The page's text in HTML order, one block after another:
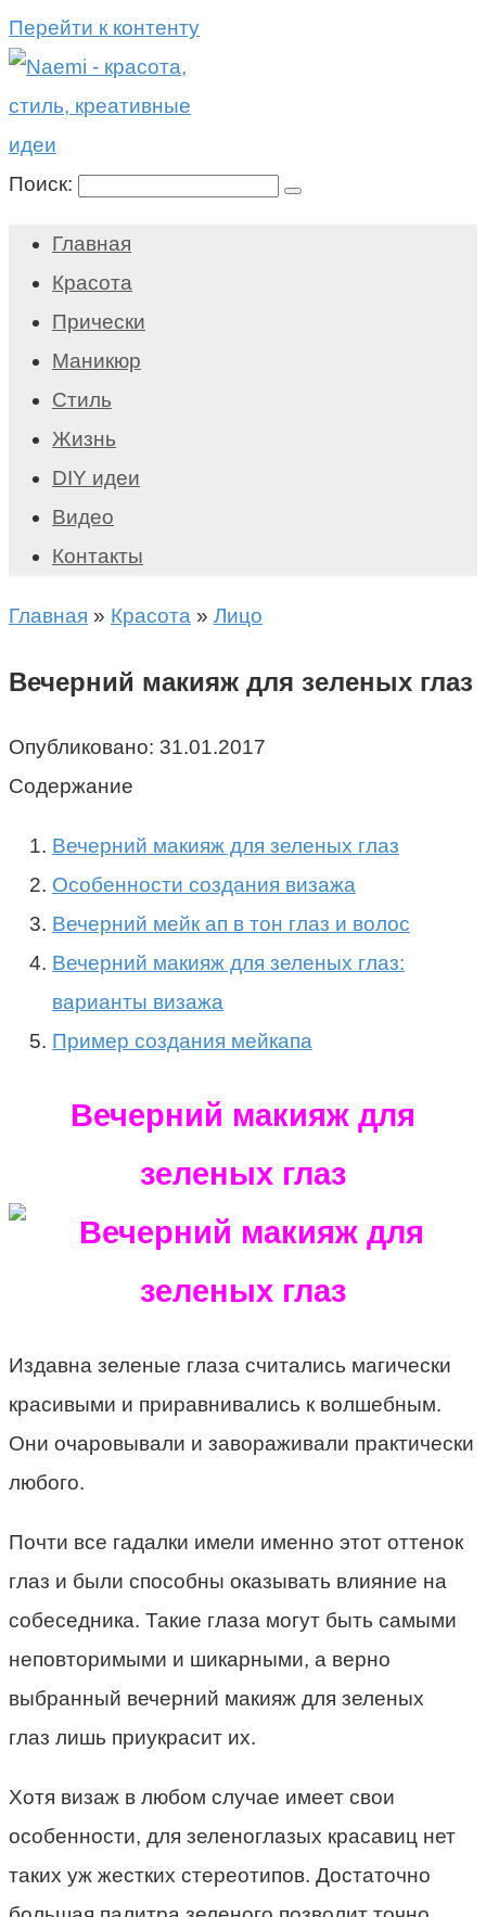
Перейти к контенту
Поиск:
Главная
Красота
Прически
Маникюр
Стиль
Жизнь
DIY идеи
Видео
Контакты
Главная » Красота » Лицо
Вечерний макияж для зеленых глаз
Опубликовано: 31.01.2017
Содержание
Вечерний макияж для зеленых глаз
Особенности создания визажа
Вечерний мейк ап в тон глаз и волос
Вечерний макияж для зеленых глаз:
варианты визажа
Пример создания мейкапа
Вечерний макияж для
зеленых глаз
Издавна зеленые глаза считались магически
красивыми и приравнивались к волшебным.
Они очаровывали и завораживали практически
любого.
Почти все гадалки имели именно этот оттенок
глаз и были способны оказывать влияние на
собеседника. Такие глаза могут быть самыми
неповторимыми и шикарными, а верно
выбранный вечерний макияж для зеленых
глаз лишь приукрасит их.
Хотя визаж в любом случае имеет свои
особенности, для зеленоглазых красавиц нет
таких уж жестких стереотипов. Достаточно